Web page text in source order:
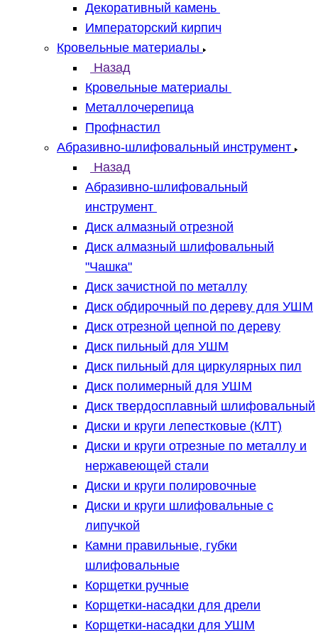
Декоративный камень
Императорский кирпич
Кровельные материалы
Назад
Кровельные материалы
Металлочерепица
Профнастил
Абразивно-шлифовальный инструмент
Назад
Абразивно-шлифовальный
инструмент
Диск алмазный отрезной
Диск алмазный шлифовальный
"Чашка"
Диск зачистной по металлу
Диск обдирочный по дереву для УШМ
Диск отрезной цепной по дереву
Диск пильный для УШМ
Диск пильный для циркулярных пил
Диск полимерный для УШМ
Диск твердосплавный шлифовальный
Диски и круги лепестковые (КЛТ)
Диски и круги отрезные по металлу и
нержавеющей стали
Диски и круги полировочные
Диски и круги шлифовальные с
липучкой
Камни правильные, губки
шлифовальные
Корщетки ручные
Корщетки-насадки для дрели
Корщетки-насадки для УШМ